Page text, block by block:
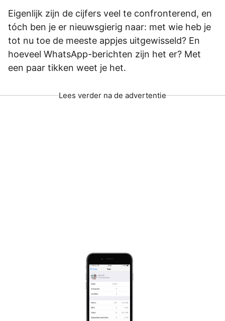
Eigenlijk zijn de cijfers veel te confronterend, en
tóch ben je er nieuwsgierig naar: met wie heb je
tot nu toe de meeste appjes uitgewisseld? En
hoeveel WhatsApp-berichten zijn het er? Met
een paar tikken weet je het.
Lees verder na de advertentie